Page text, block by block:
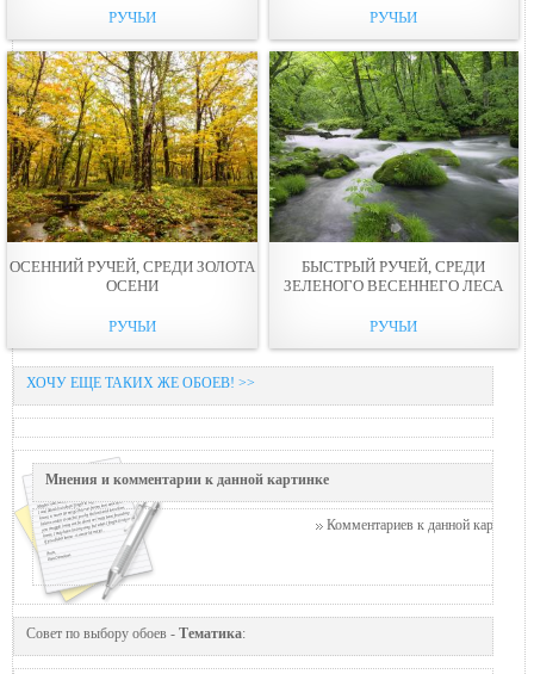
РУЧЬИ РУЧЬИ
ОСЕННИЙ РУЧЕЙ, СРЕДИ ЗОЛОТА
ОСЕНИ
РУЧЬИ
БЫСТРЫЙ РУЧЕЙ, СРЕДИ
ЗЕЛЕНОГО ВЕСЕННЕГО ЛЕСА
РУЧЬИ
ХОЧУ ЕЩЕ ТАКИХ ЖЕ ОБОЕВ! >>
Мнения и комментарии к данной картинке
Комментариев к данной картинке
Совет по выбору обоев - Тематика: